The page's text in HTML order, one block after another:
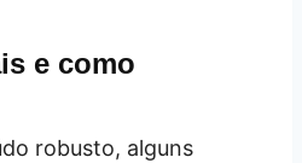
e como
robusto, alguns